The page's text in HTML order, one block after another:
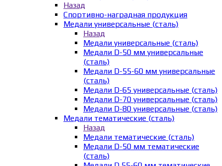
Назад
Спортивно-наградная продукция
Медали универсальные (сталь)
Назад
Медали универсальные (сталь)
Медали D-50 мм универсальные
(сталь)
Медали D-55-60 мм универсальные
(сталь)
Медали D-65 универсальные (сталь)
Медали D-70 универсальные (сталь)
Медали D-80 универсальные (сталь)
Медали тематические (сталь)
Назад
Медали тематические (сталь)
Медали D-50 мм тематические
(сталь)